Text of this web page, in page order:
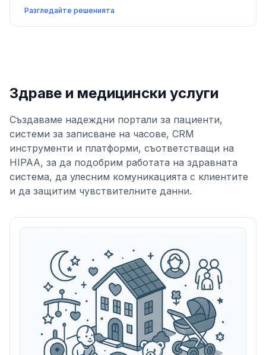
магазини да растат по-бързо, да управляват лесно
инвентара и да създават безпрепятствени
пазарувания.
Разгледайте решенията
Здраве и медицински услуги
Създаваме надеждни портали за пациенти,
системи за записване на часове, CRM
инструменти и платформи, съответстващи на
HIPAA, за да подобрим работата на здравната
система, да улесним комуникацията с клиентите
и да защитим чувствителните данни.